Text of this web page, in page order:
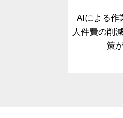
AIによる作
人件費の削
策